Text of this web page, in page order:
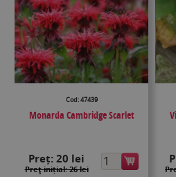
Cod: 47439
Monarda Cambridge Scarlet
Preț:20 lei
Preţ inițial: 26 lei